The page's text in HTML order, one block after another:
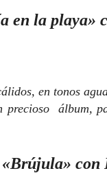
en la playa»
en tonos
precioso álbum,
con